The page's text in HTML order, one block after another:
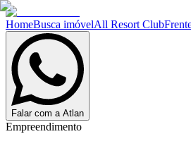
HomeBusca imóvelAll Resort Club
Falar com a Atlan
Empreendimento